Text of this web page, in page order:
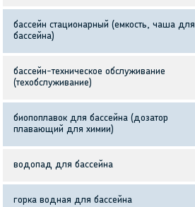
бассейн стационарный (емкость, чаша для
бассейна)
бассейн-техническое обслуживание
(техобслуживание)
биопоплавок для бассейна (дозатор
плавающий для химии)
водопад для бассейна
горка водная для бассейна